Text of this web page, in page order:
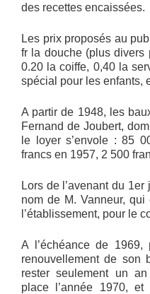
des recettes encaissées.
Les prix proposés au
fr la douche (plus divers
0.20 la coiffe, 0,40 la
spécial pour les enfants,
A partir de 1948, les
Fernand de Joubert,
le loyer s’envole : 85
francs en 1957, 2 500
Lors de l’avenant du
nom de M. Vanneur,
l’établissement, pour le
A l’échéance de
renouvellement de son
rester seulement un
place l’année 1970,